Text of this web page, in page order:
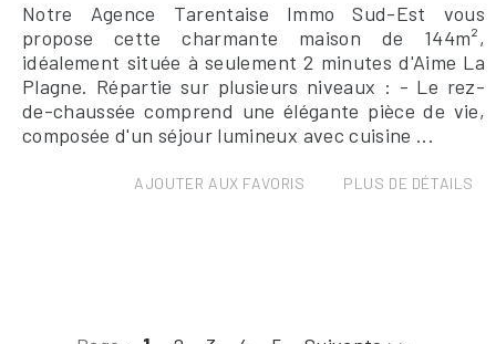
Notre Agence Tarentaise Immo Sud-Est vous
propose cette charmante maison de 144m²,
idéalement située à seulement 2 minutes d'Aime La
Plagne. Répartie sur plusieurs niveaux : - Le rez-
de-chaussée comprend une élégante pièce de vie,
composée d'un séjour lumineux avec cuisine ...
AJOUTER AUX FAVORIS PLUS DE DÉTAILS